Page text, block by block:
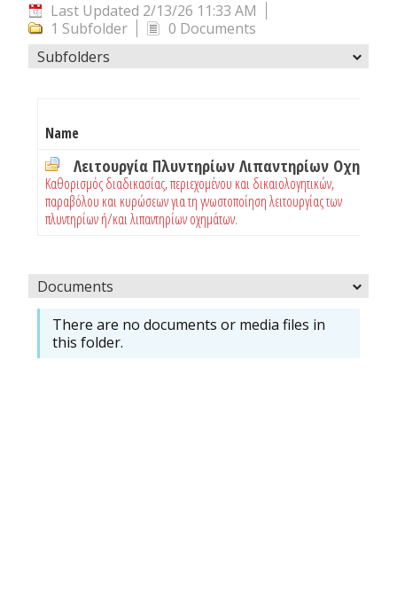
Last Updated 2/13/26 11:33 AM
1 Subfolder
0 Documents
Subfolders
Name
Καθορισμός διαδικασίας, περιεχομένου και δικαιολογητικών,
παραβόλου και κυρώσεων για τη γνωστοποίηση λειτουργίας των
πλυντηρίων ή/και λιπαντηρίων οχημάτων.
Documents
There are no documents or media files in
this folder.